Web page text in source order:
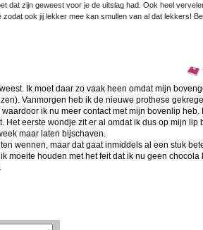
dat zijn geweest voor je de uitslag had. Ook heel
ook jij lekker mee kan smullen van al dat lekkers!
Ik moet daar zo vaak heen omdat mijn
Vanmorgen heb ik de nieuwe prothese
ik nu meer contact met mijn bovenlip heb.
Het eerste wondje zit er al omdat ik dus op mijn lip
maar laten bijschaven.
wennen, maar dat gaat inmiddels al een stuk
moeite houden met het feit dat ik nu geen chocola